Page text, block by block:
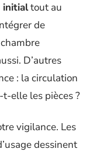
initialtout au
de
D’autres
: la circulation
elle les pièces ?
vigilance. Les
dessinent